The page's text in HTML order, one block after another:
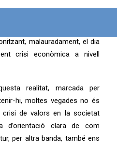
ciutats del món, a mars i
territorials que assolen
malauradament, el dia
crisi econòmica a nivell
realitat, marcada per
hi, moltes vegades no és
de valors en la societat
d’orientació clara de com
per altra banda, també ens